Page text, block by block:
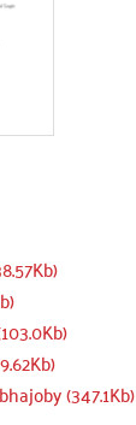
(347.1Kb)